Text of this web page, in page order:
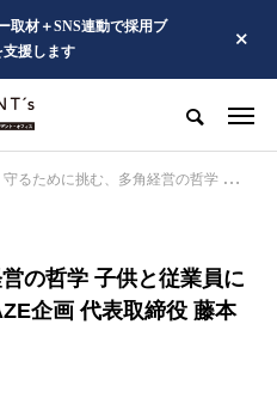
取材＋SNS連動で採用ブ
援します
守るために挑む、多角経営の哲学 子供と従業員に捧げる挑戦- 株式会社KAZE企画 代表取締役 藤本 義隆
の哲学 子供と従業員に
企画 代表取締役 藤本